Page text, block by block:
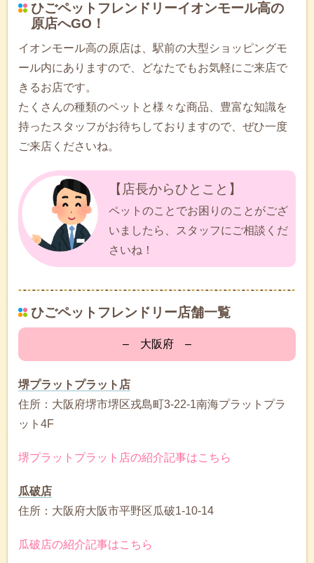
ひごペットフレンドリーイオンモール高の
原店へGO！
イオンモール高の原店は、駅前の大型ショッピングモ
ール内にありますので、どなたでもお気軽にご来店で
きるお店です。
たくさんの種類のペットと様々な商品、豊富な知識を
持ったスタッフがお待ちしておりますので、ぜひ一度
ご来店くださいね。
【店長からひとこと】
ペットのことでお困りのことがござ
いましたら、スタッフにご相談くだ
さいね！
ひごペットフレンドリー店舗一覧
– 大阪府 –
堺プラットプラット店
住所：大阪府堺市堺区戎島町3-22-1南海プラットプラ
ット4F
堺プラットプラット店の紹介記事はこちら
瓜破店
住所：大阪府大阪市平野区瓜破1-10-14
瓜破店の紹介記事はこちら